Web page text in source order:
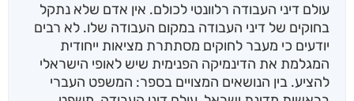
עולם דיני העבודה רלוונטי לכולם. אין אדם שלא נתקל
בחוקים של דיני העבודה במקום העבודה שלו. לא רבים
יודעים כי מעבר לחוקים מסתתרת מציאות ייחודית
המגלמת את הדינמיקה הפנימית שיש לאופי הישראלי
להציע. בין הנושאים המצויים בספר: המשפט העברי